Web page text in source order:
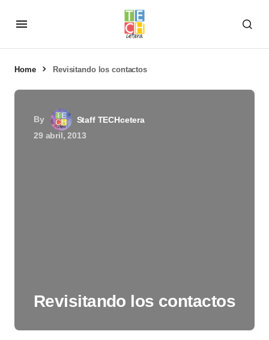
Home Revisitando los contactos
By
Staff TECHcetera
29 abril, 2013
Revisitando los contactos